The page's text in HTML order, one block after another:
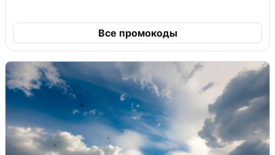
Все промокоды